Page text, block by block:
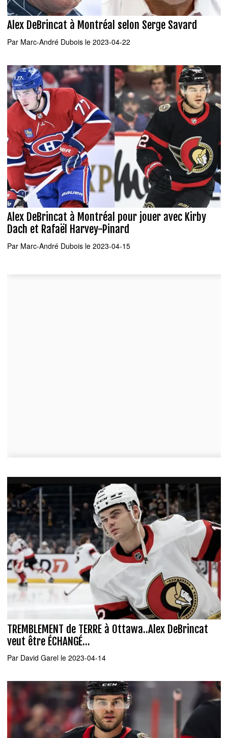
Alex DeBrincat à Montréal selon Serge Savard
Par Marc-André Dubois le 2023-04-22
Alex DeBrincat à Montréal pour jouer avec Kirby
Dach et Rafaël Harvey-Pinard
Par Marc-André Dubois le 2023-04-15
TREMBLEMENT de TERRE à Ottawa..Alex DeBrincat
veut être ÉCHANGÉ...
Par David Garel le 2023-04-14